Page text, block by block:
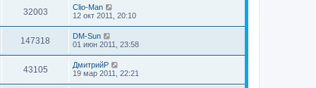
32003
Clio-Man
12 окт 2011, 20:10
147318
DM-Sun
01 июн 2011, 23:58
43105
ДмитрийР
19 мар 2011, 22:21